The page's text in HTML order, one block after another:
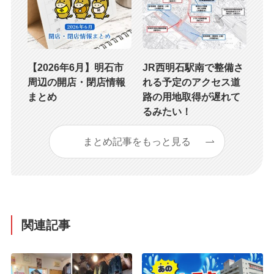
【2026年6月】明石市
周辺の開店・閉店情報
まとめ
JR西明石駅南で整備さ
れる予定のアクセス道
路の用地取得が遅れて
るみたい！
まとめ記事をもっと見る
関連記事